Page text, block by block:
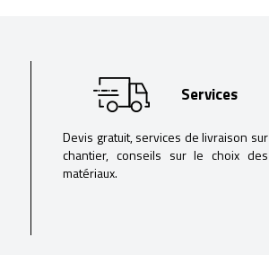
Services
Devis gratuit, services de livraison sur
chantier, conseils sur le choix des
matériaux.